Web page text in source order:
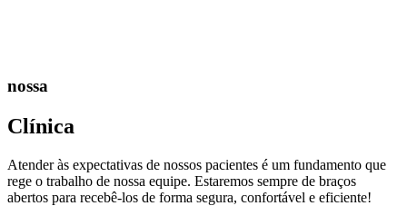
nossa
Clínica
Atender às expectativas de nossos pacientes é um fundamento que
rege o trabalho de nossa equipe. Estaremos sempre de braços
abertos para recebê-los de forma segura, confortável e eficiente!